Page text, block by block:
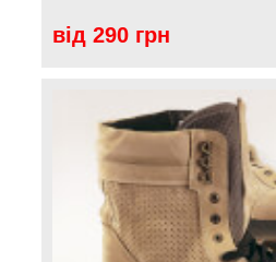
від 290 грн